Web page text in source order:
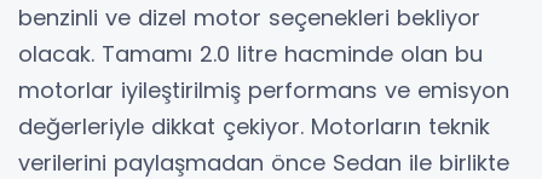
benzinli ve dizel motor seçenekleri bekliyor
olacak. Tamamı 2.0 litre hacminde olan bu
motorlar iyileştirilmiş performans ve emisyon
değerleriyle dikkat çekiyor. Motorların teknik
verilerini paylaşmadan önce Sedan ile birlikte